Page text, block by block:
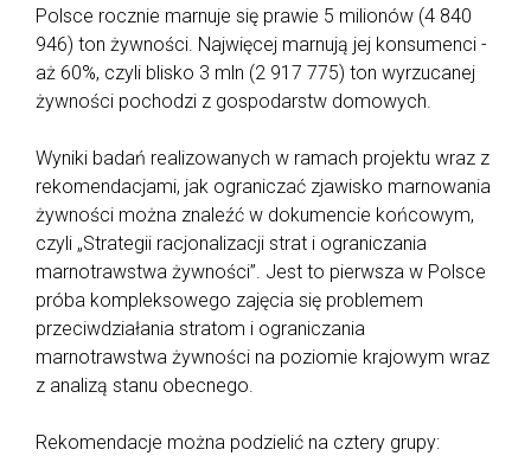
Polsce rocznie marnuje się prawie 5 milionów (4 840
946) ton żywności. Najwięcej marnują jej konsumenci -
aż 60%, czyli blisko 3 mln (2 917 775) ton wyrzucanej
żywności pochodzi z gospodarstw domowych.
Wyniki badań realizowanych w ramach projektu wraz z
rekomendacjami, jak ograniczać zjawisko marnowania
żywności można znaleźć w dokumencie końcowym,
czyli „Strategii racjonalizacji strat i ograniczania
marnotrawstwa żywności”. Jest to pierwsza w Polsce
próba kompleksowego zajęcia się problemem
przeciwdziałania stratom i ograniczania
marnotrawstwa żywności na poziomie krajowym wraz
z analizą stanu obecnego.
Rekomendacje można podzielić na cztery grupy: